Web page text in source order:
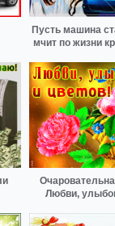
Пусть машина
мчит по жизни
Любви,